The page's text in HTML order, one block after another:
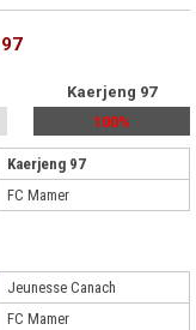
Kaerjeng 97
100%
Kaerjeng 97
FC Mamer
Jeunesse Canach
FC Mamer